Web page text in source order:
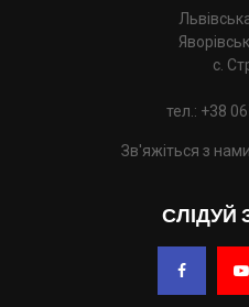
с.
тел.: +38
Зв'яжіться з
СЛІДУЙ